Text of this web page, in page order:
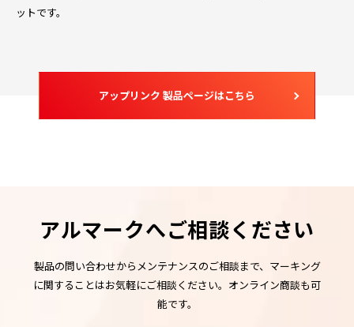
ットです。
アップリンク 製品ページはこちら
アルマークへご相談ください
製品の問い合わせからメンテナンスのご相談まで、マーキング
に関することはお気軽にご相談ください。オンライン商談も可
能です。